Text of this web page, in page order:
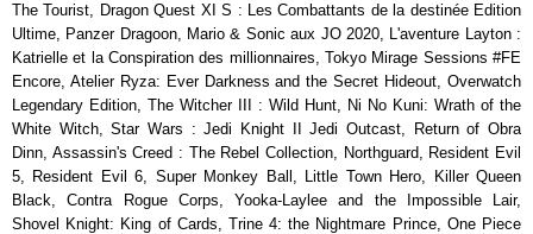
The Tourist, Dragon Quest XI S : Les Combattants de la destinée Edition
Ultime, Panzer Dragoon, Mario & Sonic aux JO 2020, L'aventure Layton :
Katrielle et la Conspiration des millionnaires, Tokyo Mirage Sessions #FE
Encore, Atelier Ryza: Ever Darkness and the Secret Hideout, Overwatch
Legendary Edition, The Witcher III : Wild Hunt, Ni No Kuni: Wrath of the
White Witch, Star Wars : Jedi Knight II Jedi Outcast, Return of Obra
Dinn, Assassin's Creed : The Rebel Collection, Northguard, Resident Evil
5, Resident Evil 6, Super Monkey Ball, Little Town Hero, Killer Queen
Black, Contra Rogue Corps, Yooka-Laylee and the Impossible Lair,
Shovel Knight: King of Cards, Trine 4: the Nightmare Prince, One Piece